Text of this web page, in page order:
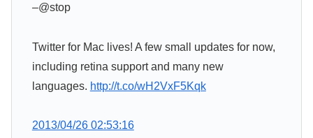
–@stop
Twitter for Mac lives! A few small updates for now,
including retina support and many new
languages. http://t.co/wH2VxF5Kqk
2013/04/26 02:53:16